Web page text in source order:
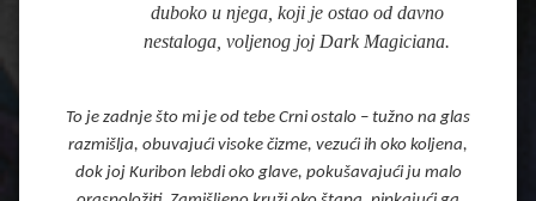
duboko u njega, koji je ostao od davno
nestaloga, voljenog joj Dark Magiciana.
To je zadnje što mi je od tebe Crni ostalo – tužno na glas
razmišlja, obuvajući visoke čizme, vezući ih oko koljena,
dok joj Kuribon lebdi oko glave, pokušavajući ju malo